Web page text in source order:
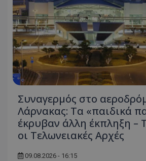
Συναγερμός στο
Λάρνακας: Τα «παιδικά
έκρυβαν άλλη έκπληξη –
οι Τελωνειακές Αρχές
09.08.2026 - 16:15